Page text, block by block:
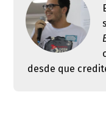
desde que